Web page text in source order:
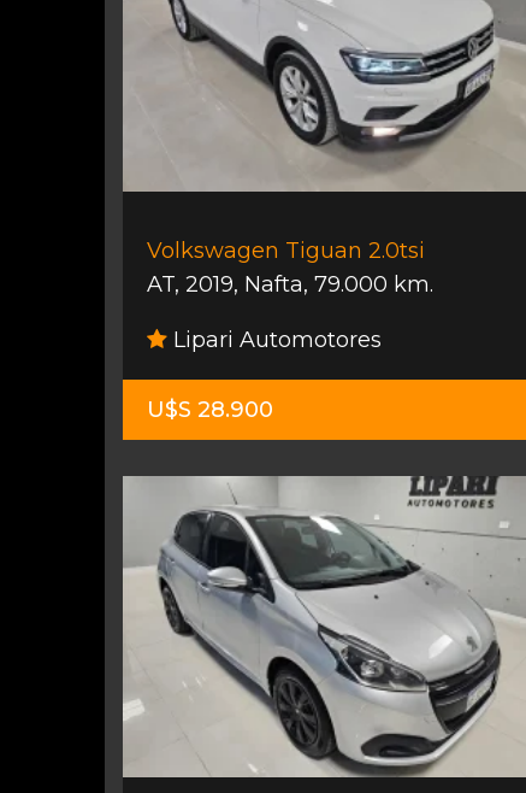
Volkswagen Tiguan 2.0tsi
AT, 2019, Nafta, 79.000 km.
Lipari Automotores
U$S 28.900